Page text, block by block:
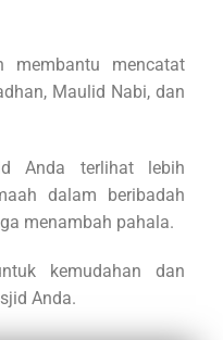
mencatat
Maulid Nabi, dan
Anda terlihat lebih
dalam beribadah
menambah pahala.
kemudahan dan
Anda.